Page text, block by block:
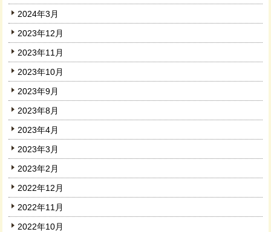
2024年3月
2023年12月
2023年11月
2023年10月
2023年9月
2023年8月
2023年4月
2023年3月
2023年2月
2022年12月
2022年11月
2022年10月